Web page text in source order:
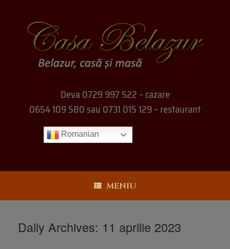
Deva 0729 997 522 – cazare
0654 109 580 sau 0731 015 129 – restaurant
Romanian
MENIU
Daily Archives: 11 aprilie 2023